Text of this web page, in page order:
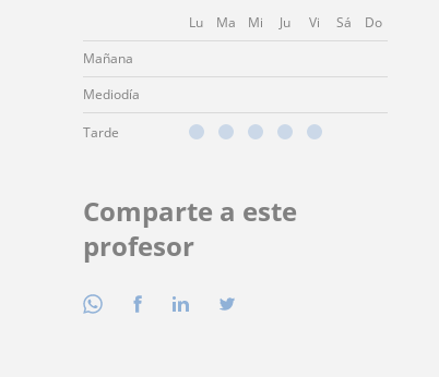
Lu Ma Mi Ju Vi Sá
Do
Mañana
Mediodía
Tarde
Comparte a este
profesor